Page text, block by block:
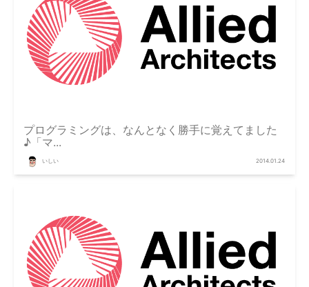
プログラミングは、なんとなく勝手に覚えてました
♪「マ...
いしい 2014.01.24